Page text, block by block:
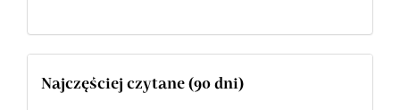
Najczęściej czytane (90 dni)